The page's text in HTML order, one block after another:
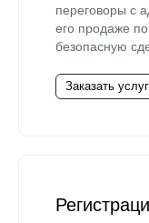
переговоры с
его продаже
безопасную
Заказать